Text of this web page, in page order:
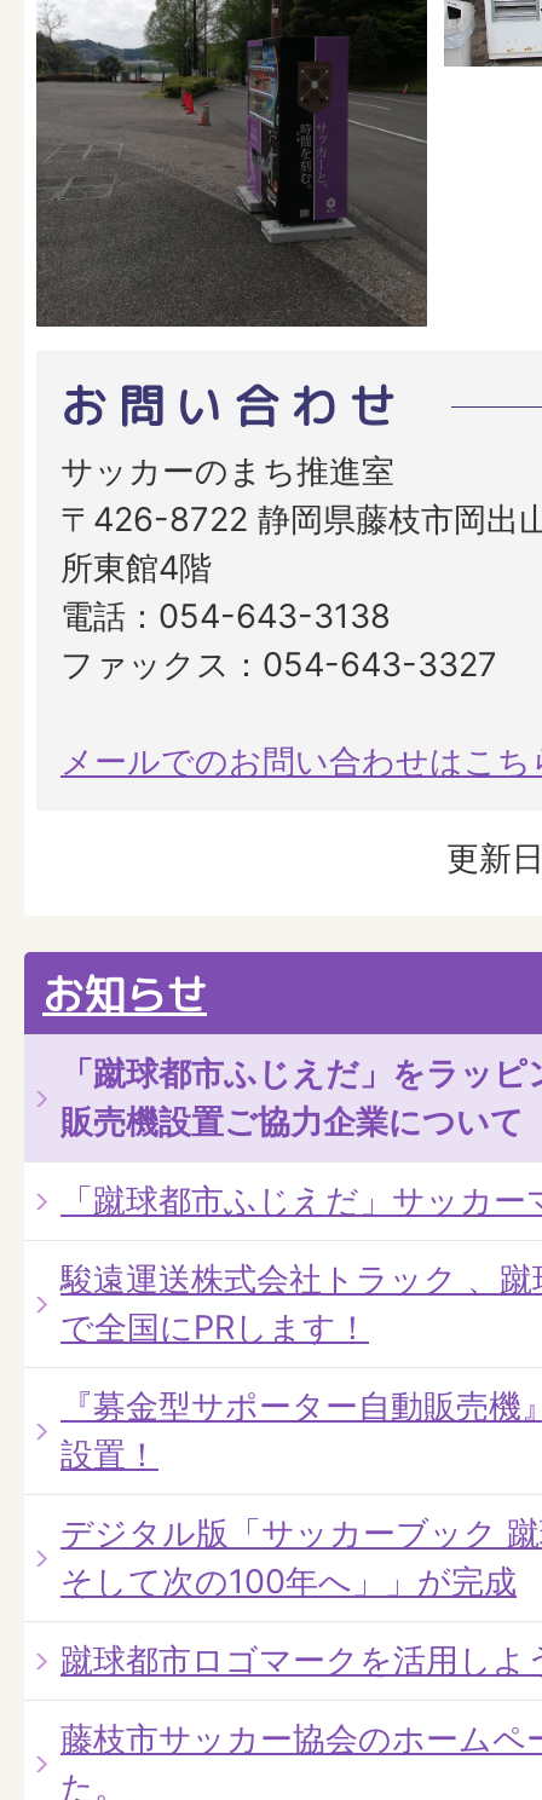
お問い合わせ
サッカーのまち推進室
〒426-8722 静岡県藤枝市岡出
所東館4階
電話：054-643-3138
ファックス：054-643-3327
メールでのお問い合わせはこち
更新
お知らせ
「蹴球都市ふじえだ」をラッ
販売機設置ご協力企業について
「蹴球都市ふじえだ」サッカ
駿遠運送株式会社トラック 、
で全国にPRします！
『募金型サポーター自動販売
設置！
デジタル版「サッカーブック
そして次の100年へ」」が完成
蹴球都市ロゴマークを活用しよ
藤枝市サッカー協会のホームペ
た。